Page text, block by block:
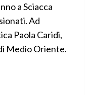
a Sciacca
Ad
Paola Caridi,
Medio Oriente.